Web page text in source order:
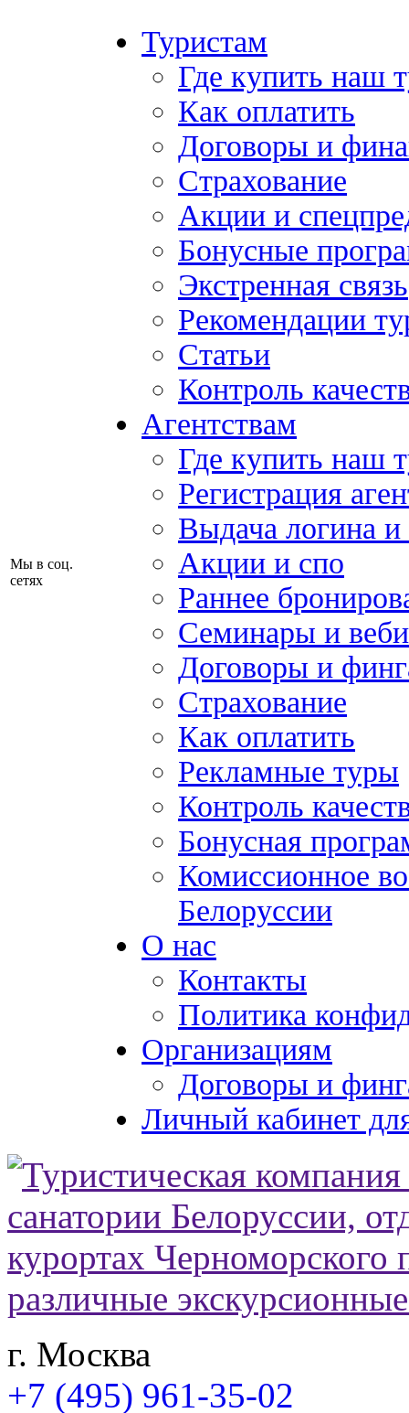
Мы в соц.
сетях
Туристам
Где купить наш
Как оплатить
Договоры и
Страхование
Акции и
Бонусные
Экстренная связь
Рекомендации
Статьи
Контроль
Агентствам
Где купить наш
Регистрация
Выдача логина и
Акции и спо
Раннее
Семинары и
Договоры и
Страхование
Как оплатить
Рекламные туры
Контроль
Бонусная
Комиссионное
Белоруссии
О нас
Контакты
Политика
Организациям
Договоры и
Личный кабинет
г. Москва
+7 (495) 961-35-02